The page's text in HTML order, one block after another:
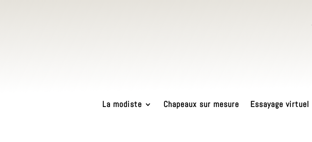
La modiste Chapeaux sur mesure Essayage virtuel